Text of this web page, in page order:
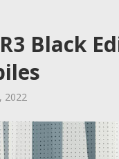
Black
2022